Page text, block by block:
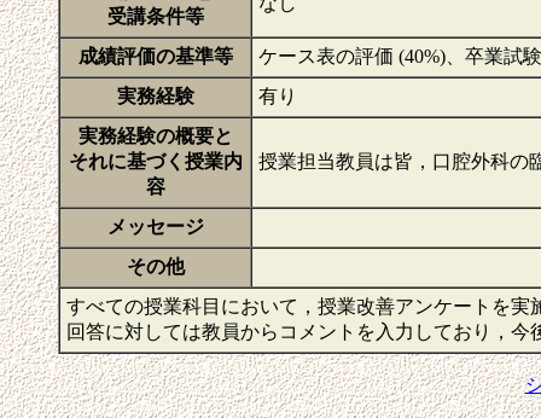
受講条件等
成績評価の基準等
ケース表の評価 (40%)、卒業試
実務経験
有り
実務経験の概要と
それに基づく授業内
容
授業担当教員は皆，口腔外科の
メッセージ
その他
すべての授業科目において，授業改善アンケートを
回答に対しては教員からコメントを入力しており，